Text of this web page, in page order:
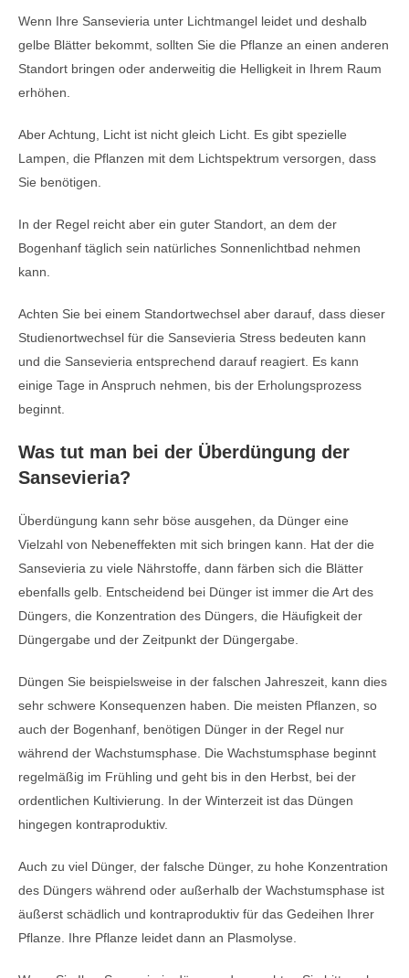
Wenn Ihre Sansevieria unter Lichtmangel leidet und deshalb
gelbe Blätter bekommt, sollten Sie die Pflanze an einen anderen
Standort bringen oder anderweitig die Helligkeit in Ihrem Raum
erhöhen.
Aber Achtung, Licht ist nicht gleich Licht. Es gibt spezielle
Lampen, die Pflanzen mit dem Lichtspektrum versorgen, dass
Sie benötigen.
In der Regel reicht aber ein guter Standort, an dem der
Bogenhanf täglich sein natürliches Sonnenlichtbad nehmen
kann.
Achten Sie bei einem Standortwechsel aber darauf, dass dieser
Studienortwechsel für die Sansevieria Stress bedeuten kann
und die Sansevieria entsprechend darauf reagiert. Es kann
einige Tage in Anspruch nehmen, bis der Erholungsprozess
beginnt.
Was tut man bei der Überdüngung der
Sansevieria?
Überdüngung kann sehr böse ausgehen, da Dünger eine
Vielzahl von Nebeneffekten mit sich bringen kann. Hat der die
Sansevieria zu viele Nährstoffe, dann färben sich die Blätter
ebenfalls gelb. Entscheidend bei Dünger ist immer die Art des
Düngers, die Konzentration des Düngers, die Häufigkeit der
Düngergabe und der Zeitpunkt der Düngergabe.
Düngen Sie beispielsweise in der falschen Jahreszeit, kann dies
sehr schwere Konsequenzen haben. Die meisten Pflanzen, so
auch der Bogenhanf, benötigen Dünger in der Regel nur
während der Wachstumsphase. Die Wachstumsphase beginnt
regelmäßig im Frühling und geht bis in den Herbst, bei der
ordentlichen Kultivierung. In der Winterzeit ist das Düngen
hingegen kontraproduktiv.
Auch zu viel Dünger, der falsche Dünger, zu hohe Konzentration
des Düngers während oder außerhalb der Wachstumsphase ist
äußerst schädlich und kontraproduktiv für das Gedeihen Ihrer
Pflanze. Ihre Pflanze leidet dann an Plasmolyse.